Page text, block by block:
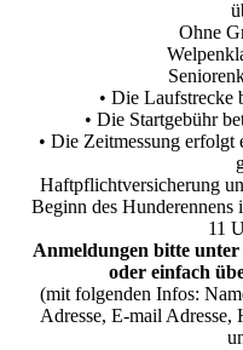
Ohne
• Die Laufstrecke
• Die Startgebühr
• Die Zeitmessung
Haftpflichtversicherung
Beginn des Hunderennens
11
Anmeldungen bitte
oder einfach
(mit folgenden Infos:
Adresse, E-mail Adresse,